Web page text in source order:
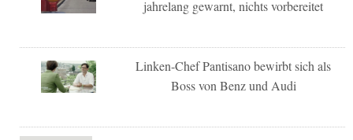
jahrelang gewarnt, nichts vorbereitet
Linken-Chef Pantisano bewirbt sich als
Boss von Benz und Audi